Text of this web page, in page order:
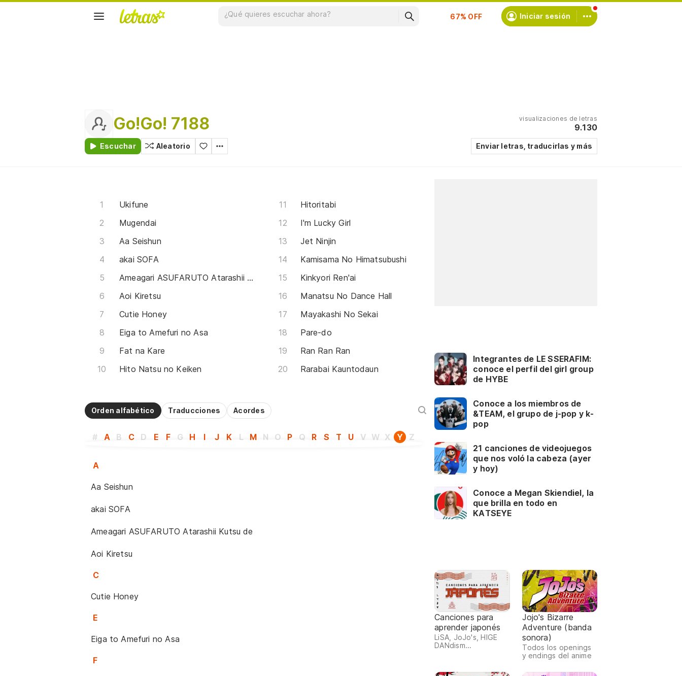
Suscríbete Iniciar sesión
Go!Go! 7188
Escuchar Aleatorio
visualizaciones de letras
9.130
Enviar letras, traducirlas y más
Ukifune
Mugendai
Aa Seishun
akai SOFA
Ameagari ASUFARUTO Atarashii Kutsu de
Aoi Kiretsu
Cutie Honey
Eiga to Amefuri no Asa
Fat na Kare
Hito Natsu no Keiken
Hitoritabi
I'm Lucky Girl
Jet Ninjin
Kamisama No Himatsubushi
Kinkyori Ren'ai
Manatsu No Dance Hall
Mayakashi No Sekai
Pare-do
Ran Ran Ran
Rarabai Kauntodaun
Orden alfabético Traducciones Acordes
# A B C D E F G H I J K L M N O P Q R S T U V W X Y Z
A
Aa Seishun
akai SOFA
Ameagari ASUFARUTO Atarashii Kutsu de
Aoi Kiretsu
C
Cutie Honey
E
Eiga to Amefuri no Asa
F
Integrantes de LE SSERAFIM:
conoce el perfil del girl group
de HYBE
Conoce a los miembros de
&TEAM, el grupo de j-pop y k-
pop
21 canciones de videojuegos
que nos voló la cabeza (ayer
y hoy)
Conoce a Megan Skiendiel, la
que brilla en todo en
KATSEYE
Canciones para
aprender japonés
LiSA, JoJo's, HIGE
DANdism...
Jojo's Bizarre
Adventure (banda
sonora)
Todos los openings
y endings del anime